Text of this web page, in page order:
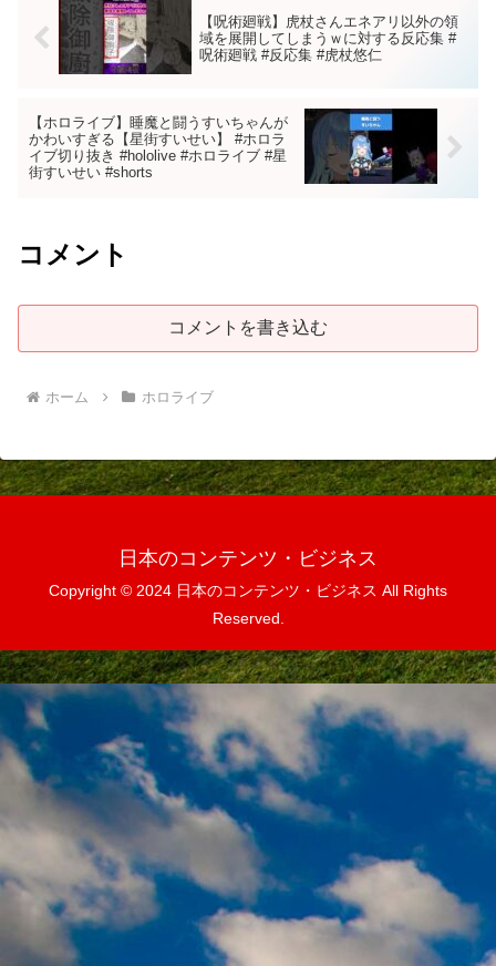
【呪術廻戦】虎杖さんエネアリ以外の領
域を展開してしまうｗに対する反応集 #
呪術廻戦 #反応集 #虎杖悠仁
【ホロライブ】睡魔と闘うすいちゃんが
かわいすぎる【星街すいせい】 #ホロラ
イブ切り抜き #hololive #ホロライブ #星
街すいせい #shorts
コメント
コメントを書き込む
ホーム ホロライブ
日本のコンテンツ・ビジネス
Copyright © 2024 日本のコンテンツ・ビジネス All Rights
Reserved.